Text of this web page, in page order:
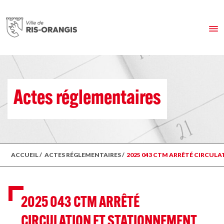
Actes réglementaires
ACCUEIL/ ACTES RÉGLEMENTAIRES/ 2025 043 CTM ARRÊTÉ
2025 043 CTM ARRÊTÉ